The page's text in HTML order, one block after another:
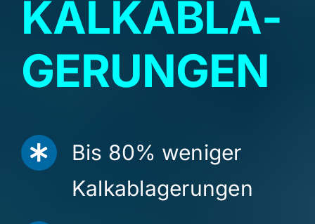
KALK­­AB­­LA­­
GE­­RUNG­­EN
Bis 80% weniger
Kalkablagerungen